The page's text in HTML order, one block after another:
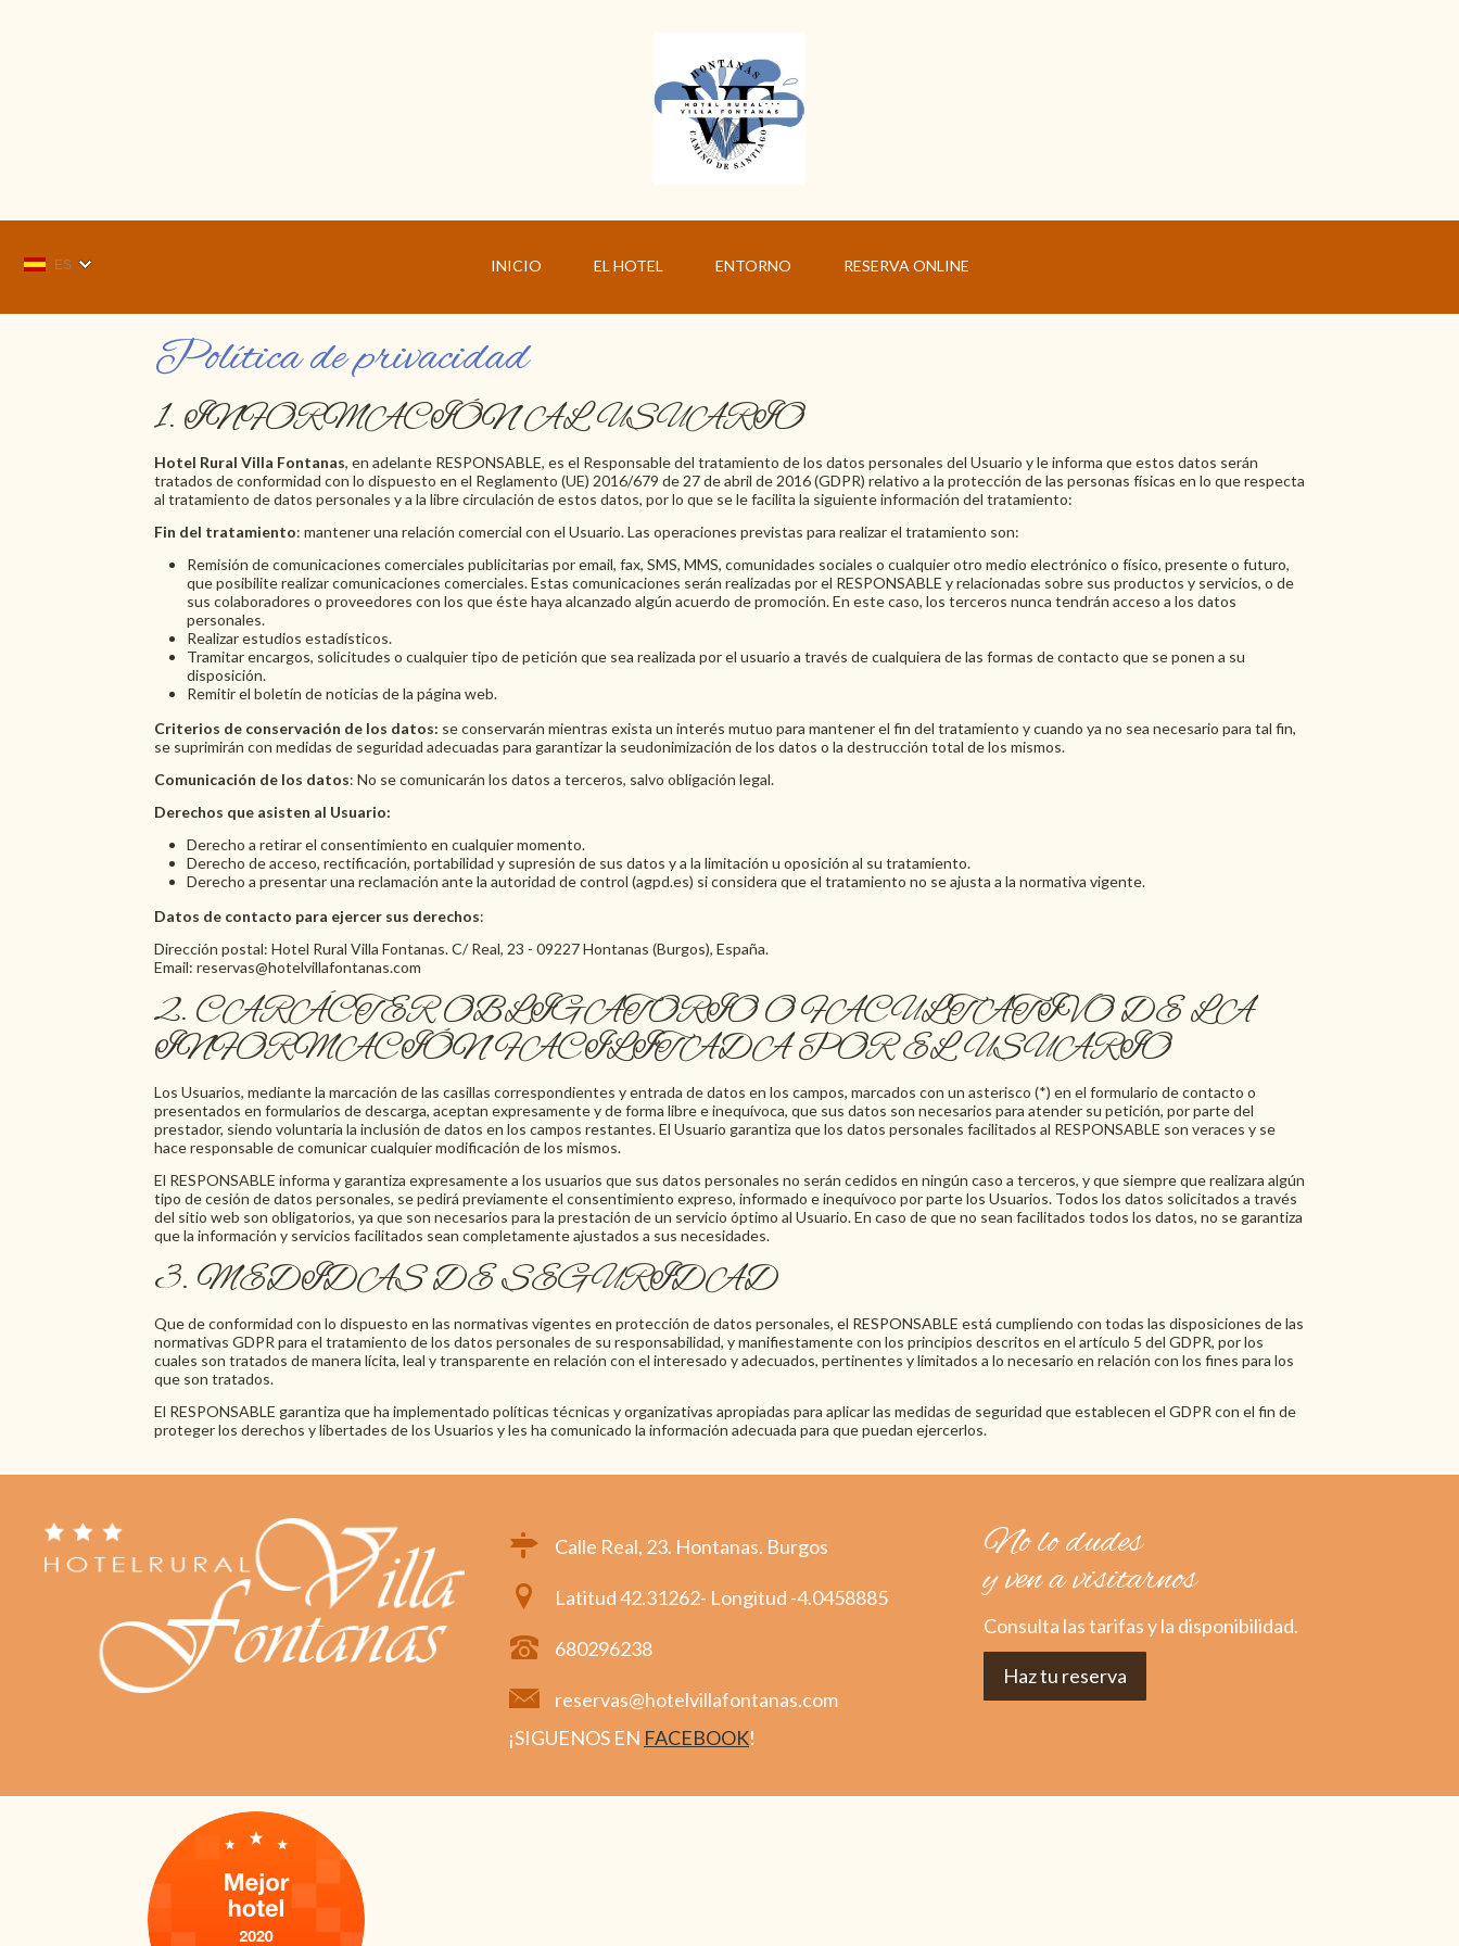
ES INICIO EL HOTEL ENTORNO RESERVA ONLINE
Política de privacidad
1. INFORMACIÓN AL USUARIO
Hotel Rural Villa Fontanas, en adelante RESPONSABLE, es el Responsable del tratamiento de los datos personales del Usuario y le informa que estos datos serán
tratados de conformidad con lo dispuesto en el Reglamento (UE) 2016/679 de 27 de abril de 2016 (GDPR) relativo a la protección de las personas físicas en lo que respecta
al tratamiento de datos personales y a la libre circulación de estos datos, por lo que se le facilita la siguiente información del tratamiento:
Fin del tratamiento: mantener una relación comercial con el Usuario. Las operaciones previstas para realizar el tratamiento son:
Remisión de comunicaciones comerciales publicitarias por email, fax, SMS, MMS, comunidades sociales o cualquier otro medio electrónico o físico, presente o futuro,
que posibilite realizar comunicaciones comerciales. Estas comunicaciones serán realizadas por el RESPONSABLE y relacionadas sobre sus productos y servicios, o de
sus colaboradores o proveedores con los que éste haya alcanzado algún acuerdo de promoción. En este caso, los terceros nunca tendrán acceso a los datos
personales.
Realizar estudios estadísticos.
Tramitar encargos, solicitudes o cualquier tipo de petición que sea realizada por el usuario a través de cualquiera de las formas de contacto que se ponen a su
disposición.
Remitir el boletín de noticias de la página web.
Criterios de conservación de los datos: se conservarán mientras exista un interés mutuo para mantener el fin del tratamiento y cuando ya no sea necesario para tal fin,
se suprimirán con medidas de seguridad adecuadas para garantizar la seudonimización de los datos o la destrucción total de los mismos.
Comunicación de los datos: No se comunicarán los datos a terceros, salvo obligación legal.
Derechos que asisten al Usuario:
Derecho a retirar el consentimiento en cualquier momento.
Derecho de acceso, rectificación, portabilidad y supresión de sus datos y a la limitación u oposición al su tratamiento.
Derecho a presentar una reclamación ante la autoridad de control (agpd.es) si considera que el tratamiento no se ajusta a la normativa vigente.
Datos de contacto para ejercer sus derechos:
Dirección postal: Hotel Rural Villa Fontanas. C/ Real, 23 - 09227 Hontanas (Burgos), España.
Email: reservas@hotelvillafontanas.com
2. CARÁCTER OBLIGATORIO O FACULTATIVO DE LA
INFORMACIÓN FACILITADA POR EL USUARIO
Los Usuarios, mediante la marcación de las casillas correspondientes y entrada de datos en los campos, marcados con un asterisco (*) en el formulario de contacto o
presentados en formularios de descarga, aceptan expresamente y de forma libre e inequívoca, que sus datos son necesarios para atender su petición, por parte del
prestador, siendo voluntaria la inclusión de datos en los campos restantes. El Usuario garantiza que los datos personales facilitados al RESPONSABLE son veraces y se
hace responsable de comunicar cualquier modificación de los mismos.
El RESPONSABLE informa y garantiza expresamente a los usuarios que sus datos personales no serán cedidos en ningún caso a terceros, y que siempre que realizara algún
tipo de cesión de datos personales, se pedirá previamente el consentimiento expreso, informado e inequívoco por parte los Usuarios. Todos los datos solicitados a través
del sitio web son obligatorios, ya que son necesarios para la prestación de un servicio óptimo al Usuario. En caso de que no sean facilitados todos los datos, no se garantiza
que la información y servicios facilitados sean completamente ajustados a sus necesidades.
3. MEDIDAS DE SEGURIDAD
Que de conformidad con lo dispuesto en las normativas vigentes en protección de datos personales, el RESPONSABLE está cumpliendo con todas las disposiciones de las
normativas GDPR para el tratamiento de los datos personales de su responsabilidad, y manifiestamente con los principios descritos en el artículo 5 del GDPR, por los
cuales son tratados de manera lícita, leal y transparente en relación con el interesado y adecuados, pertinentes y limitados a lo necesario en relación con los fines para los
que son tratados.
El RESPONSABLE garantiza que ha implementado políticas técnicas y organizativas apropiadas para aplicar las medidas de seguridad que establecen el GDPR con el fin de
proteger los derechos y libertades de los Usuarios y les ha comunicado la información adecuada para que puedan ejercerlos.
Calle Real, 23. Hontanas. Burgos
Latitud 42.31262- Longitud -4.0458885
680296238
reservas@hotelvillafontanas.com
¡SIGUENOS EN FACEBOOK!
No lo dudes
y ven a visitarnos
Consulta las tarifas y la disponibilidad.
Haz tu reserva